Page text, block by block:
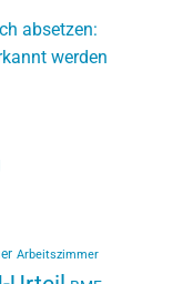
absetzen:
werden
Arbeitszimmer